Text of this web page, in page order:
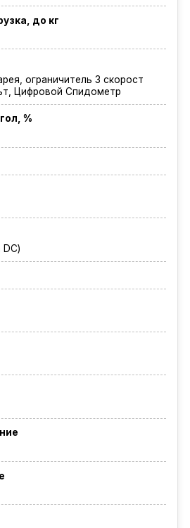
до кг
ограничитель 3 скорост
Цифровой Спидометр
%